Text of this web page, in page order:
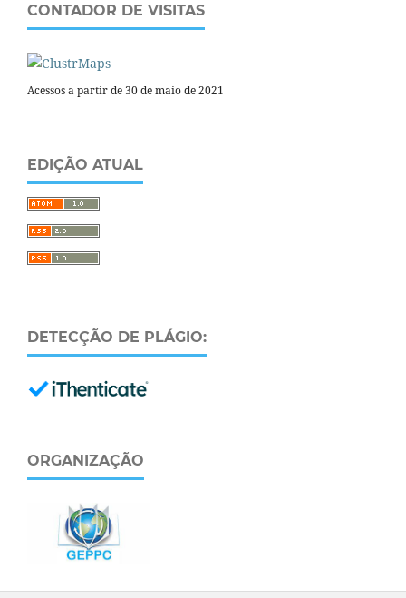
CONTADOR DE VISITAS
Acessos a partir de 30 de maio de 2021
EDIÇÃO ATUAL
DETECÇÃO DE PLÁGIO:
ORGANIZAÇÃO